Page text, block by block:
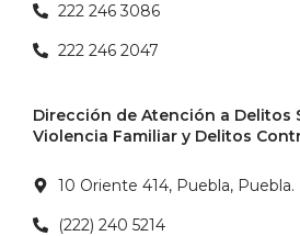
222 246 3086
222 246 2047
Dirección de Atención a Delitos
Violencia Familiar y Delitos
10 Oriente 414, Puebla, Puebla.
(222) 240 5214